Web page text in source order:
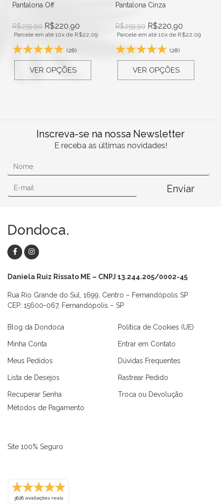
Macaquinhos
Pantalona Off
R$259,90 R$220,90
Parcele em até 10x de R$22,09
(28)
VER OPÇÕES
Pantalona Cinza
R$259,90 R$220,90
Parcele em até 10x de R$22,09
(28)
VER OPÇÕES
Inscreva-se na nossa Newsletter
E receba as últimas novidades!
Enviar
Dondoca.
Daniela Ruiz Rissato ME – CNPJ 13.244.205/0002-45
Rua Rio Grande do Sul, 1699, Centro – Fernandópolis SP
CEP: 15600-067, Fernandópolis – SP
Blog da Dondoca
Minha Conta
Meus Pedidos
Lista de Desejos
Recuperar Senha
Política de Cookies (UE)
Entrar em Contato
Dúvidas Frequentes
Rastrear Pedido
Troca ou Devolução
Métodos de Pagamento
Site 100% Seguro
3626 avaliações reais